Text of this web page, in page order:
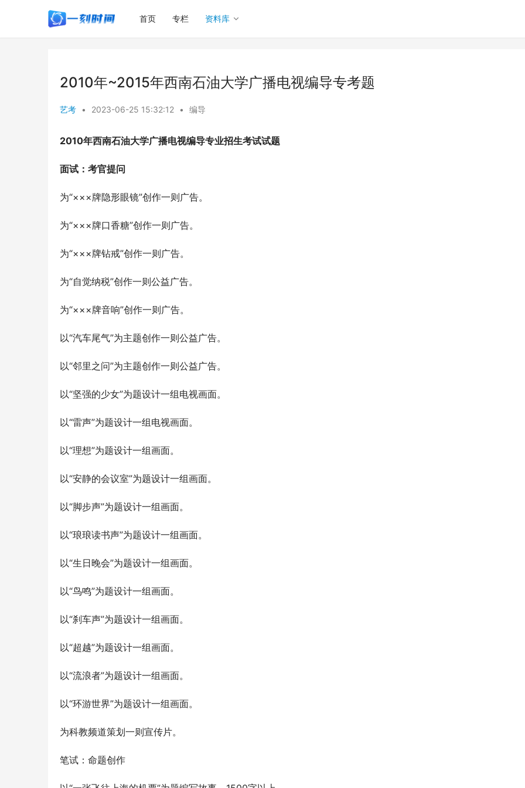
首页 专栏 资料库
2010年~2015年西南石油大学广播电视编导专考题
艺考 • 2023-06-25 15:32:12 • 编导
2010年西南石油大学广播电视编导专业招生考试试题
面试：考官提问
为“×××牌隐形眼镜”创作一则广告。
为“×××牌口香糖”创作一则广告。
为“×××牌钻戒”创作一则广告。
为“自觉纳税”创作一则公益广告。
为“×××牌音响”创作一则广告。
以“汽车尾气”为主题创作一则公益广告。
以“邻里之问”为主题创作一则公益广告。
以“坚强的少女”为题设计一组电视画面。
以“雷声”为题设计一组电视画面。
以“理想”为题设计一组画面。
以“安静的会议室”为题设计一组画面。
以“脚步声”为题设计一组画面。
以“琅琅读书声”为题设计一组画面。
以“生日晚会”为题设计一组画面。
以“鸟鸣”为题设计一组画面。
以“刹车声”为题设计一组画面。
以“超越”为题设计一组画面。
以“流浪者”为题设计一组画面。
以“环游世界”为题设计一组画面。
为科教频道策划一则宣传片。
笔试：命题创作